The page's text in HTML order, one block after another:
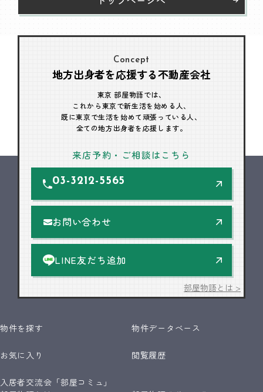
Concept
地方出身者を応援する不動産会社
東京 部屋物語では、
これから東京で新生活を始める人、
既に東京で生活を始めて頑張っている人、
全ての地方出身者を応援します。
来店予約・ご相談はこちら
03-3212-5565
お問い合わせ
LINE友だち追加
部屋物語とは >
物件を探す 物件データベース
お気に入り 閲覧履歴
入居者交流会「部屋コミュ」